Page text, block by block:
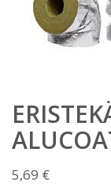
5,69 €